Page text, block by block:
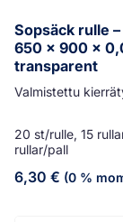
Sopsäck rulle –
650 x 900 x
transparent
Valmistettu
20 st/rulle, 15
rullar/pall
6,30 € (0 %